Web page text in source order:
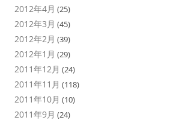
2012年4月 (25)
2012年3月 (45)
2012年2月 (39)
2012年1月 (29)
2011年12月 (24)
2011年11月 (118)
2011年10月 (10)
2011年9月 (24)